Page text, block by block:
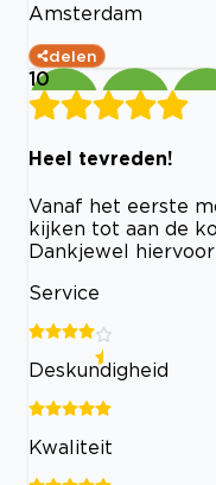
Amsterdam
delen
10
Heel tevreden!
Vanaf het eerste
kijken tot aan de
Dankjewel
Service
Deskundigheid
Kwaliteit